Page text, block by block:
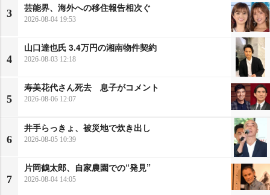
3
芸能界、海外への移住報告相次ぐ
2026-08-04 19:53
4
山口達也氏 3.4万円の湘南物件契約
2026-08-03 12:18
5
寿美花代さん死去 息子がコメント
2026-08-06 12:07
6
井手らっきょ、被災地で炊き出し
2026-08-05 10:39
7
片岡鶴太郎、自家農園での“発見”
2026-08-04 14:05